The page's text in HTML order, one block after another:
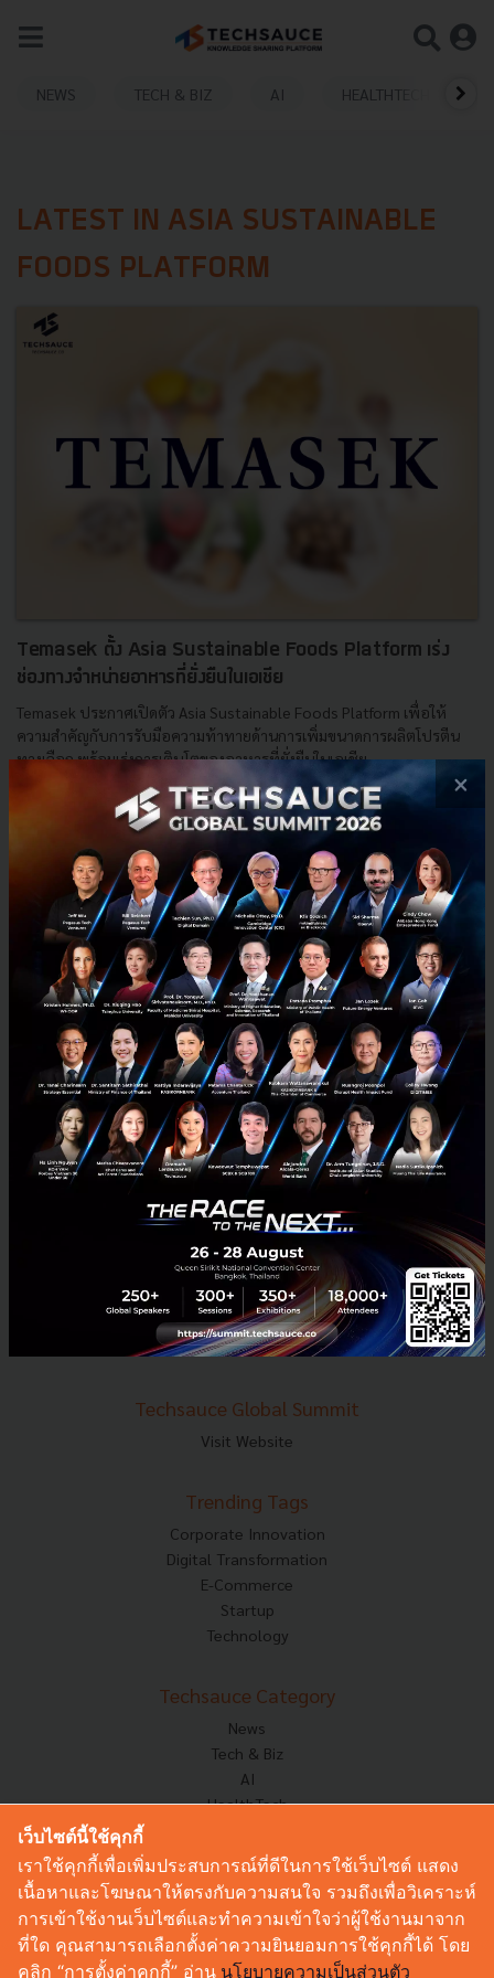
NEWS TECH & BIZ AI HEALTHTECH
LATEST IN ASIA SUSTAINABLE
FOODS PLATFORM
Temasek ตั้ง Asia Sustainable Foods Platform เร่ง
ช่องทางจำหน่ายอาหารที่ยั่งยืนในเอเชีย
Temasek ประกาศเปิดตัว Asia Sustainable Foods Platform เพื่อให้
ความสำคัญกับการรับมือความท้าทายด้านการเพิ่มขนาดการผลิตโปรตีน
ทางเลือก พร้อมเร่งการเติบโตของอาหารที่ยั่งยืนในเอเชีย...
พฤศจิกายน 18, 2021| By
Techsauce Team
Sustainable Focus Temasek Alternative Proteins
Asia Sustainable Foods Platform
E-mail :contact@techsauce.co
Tel : 02-001-5375
Mobile : 06-4658-9500
Techsauce Media
About Techsauce
Techsauce Services
Privacy Policy
ส่งบทความ
Techsauce Global Summit
Visit Website
Trending Tags
Corporate Innovation
Digital Transformation
E-Commerce
Startup
Technology
Techsauce Category
News
Tech & Biz
AI
HealthTech
Corp Innov
Saucy Thoughts
Sustainable
Videos
×
เว็บไซต์นี้ใช้คุกกี้
เราใช้คุกกี้เพื่อเพิ่มประสบการณ์ที่ดีในการใช้เว็บไซต์ แสดง
เนื้อหาและโฆษณาให้ตรงกับความสนใจ รวมถึงเพื่อวิเคราะห์
การเข้าใช้งานเว็บไซต์และทำความเข้าใจว่าผู้ใช้งานมาจาก
ที่ใด คุณสามารถเลือกตั้งค่าความยินยอมการใช้คุกกี้ได้ โดย
คลิก “การตั้งค่าคุกกี้” อ่าน นโยบายความเป็นส่วนตัว